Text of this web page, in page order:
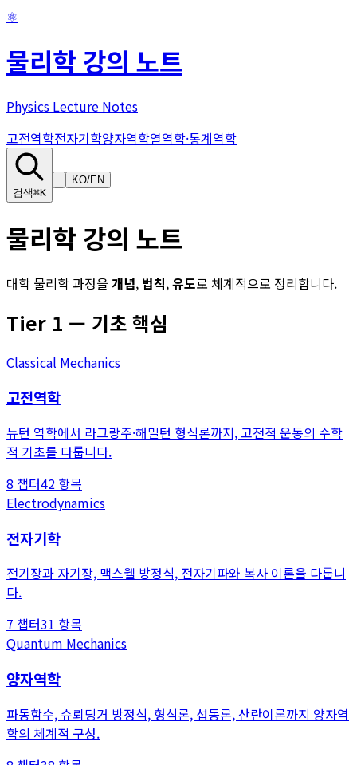
⚛
물리학 강의 노트
Physics Lecture Notes
고전역학전자기학양자역학열역학·통계역학
검색⌘K
KO/EN
물리학 강의 노트
대학 물리학 과정을 개념, 법칙,유도로 체계적으로 정리합니다.
Tier 1 — 기초 핵심
Classical Mechanics
고전역학
뉴턴 역학에서 라그랑주·해밀턴 형식론까지, 고전적 운동의 수학
적 기초를 다룹니다.
8 챕터42 항목
Electrodynamics
전자기학
전기장과 자기장, 맥스웰 방정식, 전자기파와 복사 이론을 다룹니
다.
7 챕터31 항목
Quantum Mechanics
양자역학
파동함수, 슈뢰딩거 방정식, 형식론, 섭동론, 산란이론까지 양자역
학의 체계적 구성.